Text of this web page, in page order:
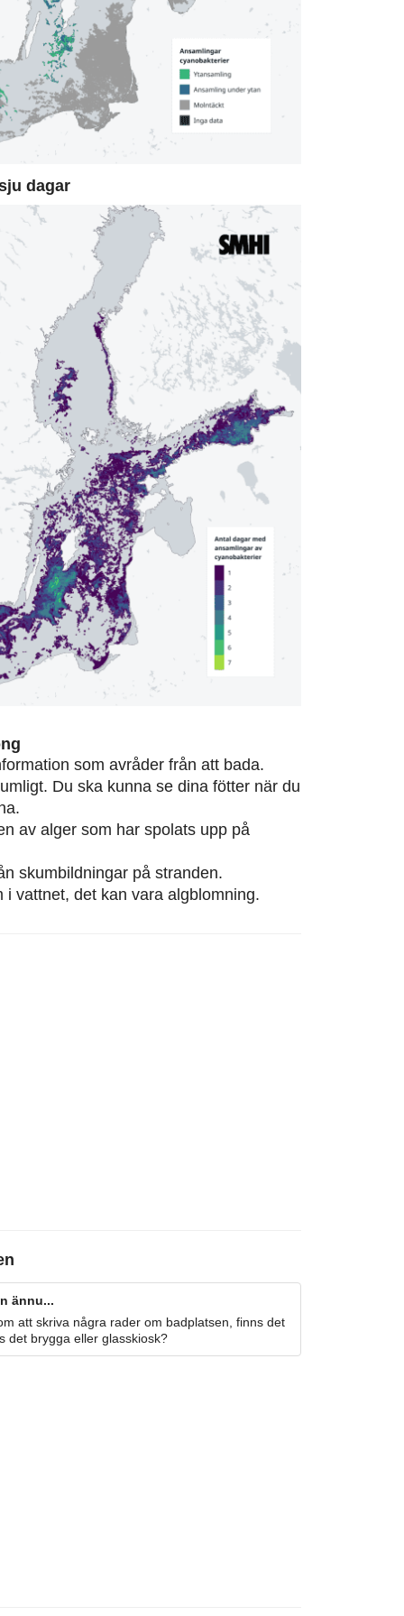
dagar
som avråder från att bada.
Du ska kunna se dina fötter när du
av alger som har spolats upp på
skumbildningar på stranden.
i vattnet, det kan vara algblomning.
ännu...
att skriva några rader om badplatsen, finns det
det brygga eller glasskiosk?